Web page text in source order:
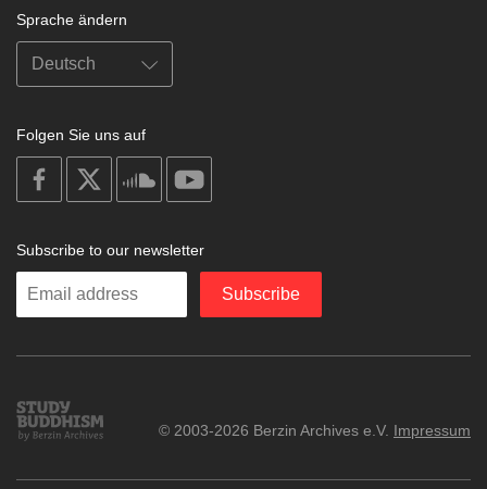
Sprache ändern
Folgen Sie uns auf
on
facebook
soundcloud
Subscribe to our newsletter
Enter
Subscribe
Study
Buddhism
© 2003-2026 Berzin Archives e.V. Impressum